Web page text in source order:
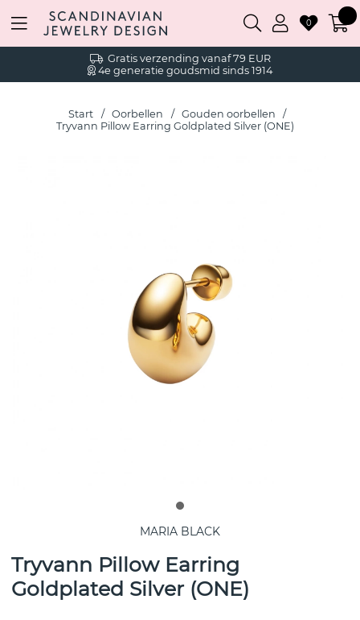
Gratis verzending vanaf 79 EUR
4e generatie goudsmid sinds 1914
0
Start Oorbellen
Gouden oorbellen
Tryvann Pillow Earring Goldplated Silver (ONE)
MARIA BLACK
Tryvann Pillow Earring
Goldplated Silver (ONE)